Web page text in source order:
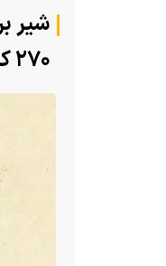
شیر
۲۷۰ کیلو وزن و ۳ متر طول داشت
سر در پنسیلوانیا